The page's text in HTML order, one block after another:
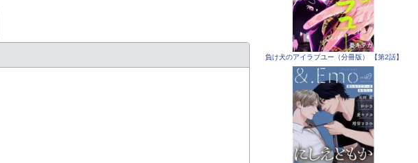
負け犬のアイラブユー（分冊版） 【第2話】